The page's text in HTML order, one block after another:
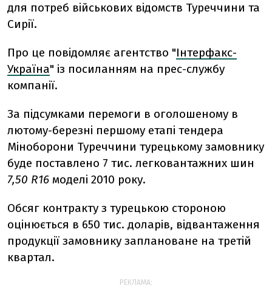
для потреб вiйськових вiдомств Туреччини та
Сирiї.
Про це повiдомляє агентство "Iнтерфакс-
Україна" із посиланням на прес-службу
компанiї.
За пiдсумками перемоги в оголошеному в
лютому-березнi першому етапi тендера
Мiноборони Туреччини турецькому замовнику
буде поставлено 7 тис. легковантажних шин
7,50 R16 моделi 2010 року.
Обсяг контракту з турецькою стороною
оцiнюється в 650 тис. доларів, вiдвантаження
продукцiї замовнику заплановане на третiй
квартал.
РЕКЛАМА: